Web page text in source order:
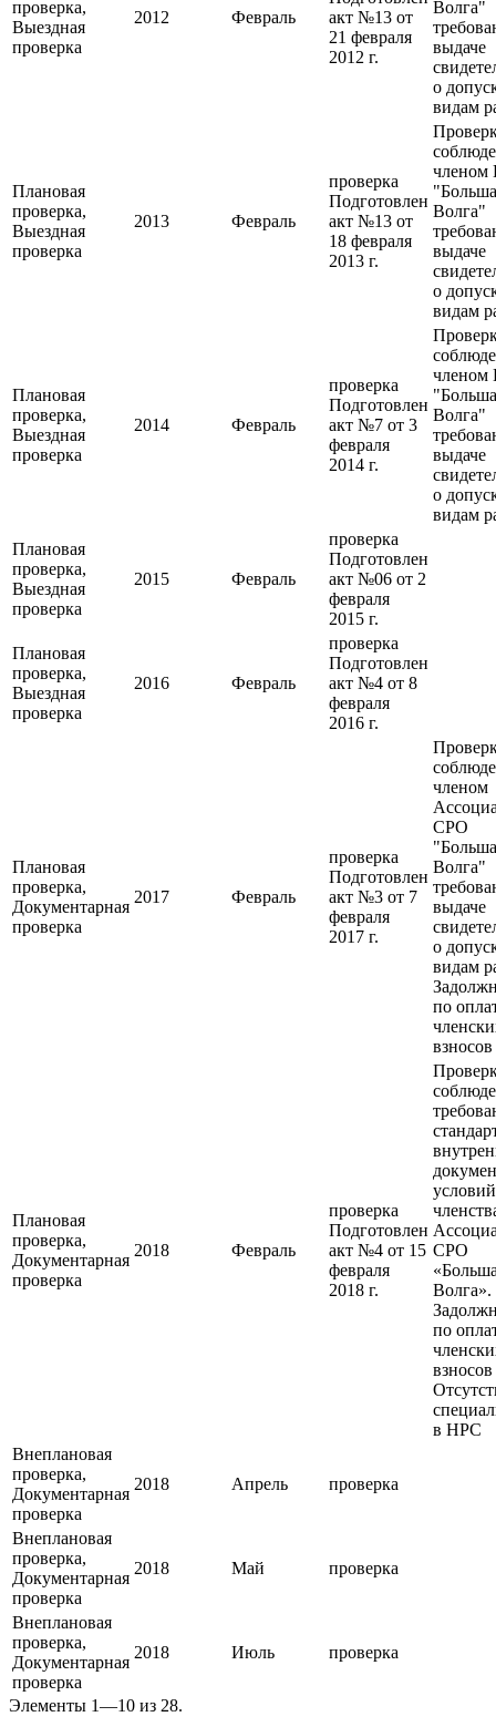
проверка,
Выездная
проверка
2012 Февраль
акт №13 от
21 февраля
2012 г.
Волга"
выдаче
о
видам
Плановая
проверка,
Выездная
проверка
2013 Февраль
проверка
Подготовлен
акт №13 от
18 февраля
2013 г.
Волга"
выдаче
о
видам
Плановая
проверка,
Выездная
проверка
2014 Февраль
проверка
Подготовлен
акт №7 от 3
февраля
2014 г.
Волга"
выдаче
о
видам
Плановая
проверка,
Выездная
проверка
2015 Февраль
проверка
Подготовлен
акт №06 от 2
февраля
2015 г.
Плановая
проверка,
Выездная
проверка
2016 Февраль
проверка
Подготовлен
акт №4 от 8
февраля
2016 г.
Плановая
проверка,
Документарная
проверка
2017 Февраль
проверка
Подготовлен
акт №3 от 7
февраля
2017 г.
членом
СРО
Волга"
выдаче
о
видам
по
взносов
Плановая
проверка,
Документарная
проверка
2018 Февраль
проверка
Подготовлен
акт №4 от 15
февраля
2018 г.
условий
СРО
Волга».
по
взносов
в НРС
Внеплановая
проверка,
Документарная
проверка
2018 Апрель проверка
Внеплановая
проверка,
Документарная
проверка
2018 Май проверка
Внеплановая
проверка,
Документарная
проверка
2018 Июль проверка
Элементы 1—10 из 28.